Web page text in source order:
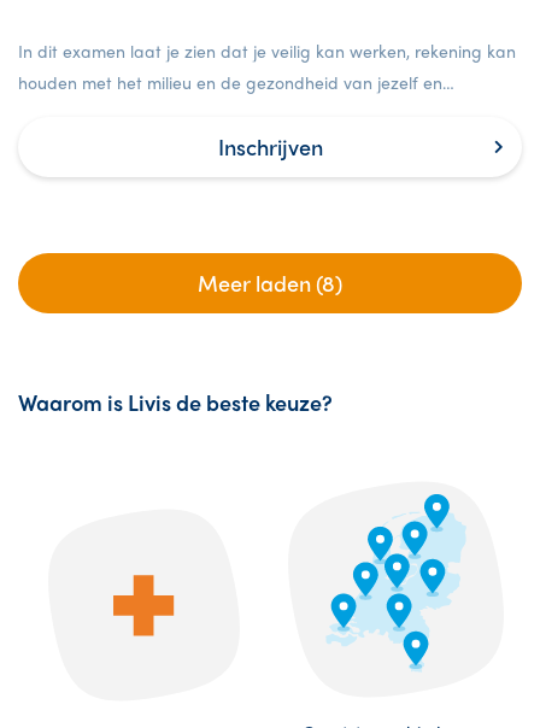
In dit examen laat je zien dat je veilig kan werken, rekening kan
houden met het milieu en de gezondheid van jezelf en
Inschrijven
Meer laden (8)
Waarom is Livis de beste keuze?